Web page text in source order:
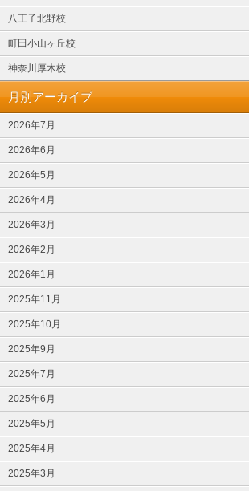
八王子北野校
町田小山ヶ丘校
神奈川厚木校
月別アーカイブ
2026年7月
2026年6月
2026年5月
2026年4月
2026年3月
2026年2月
2026年1月
2025年11月
2025年10月
2025年9月
2025年7月
2025年6月
2025年5月
2025年4月
2025年3月